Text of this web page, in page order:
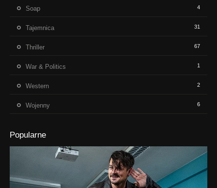
Soap 4
Tajemnica 31
Thriller 67
War & Politics 1
Western 2
Wojenny 6
Popularne